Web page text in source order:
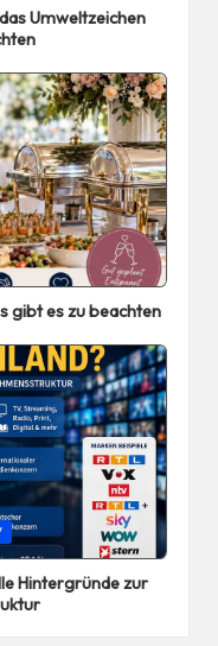
Umweltzeichen
gibt es zu beachten
Hintergründe zur